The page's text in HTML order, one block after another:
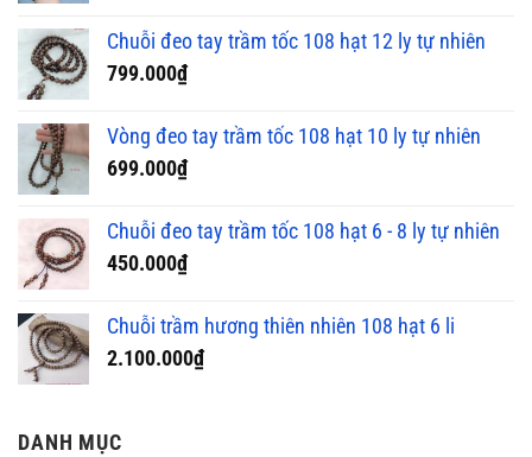
Chuỗi đeo tay trầm tốc 108 hạt 12 ly tự nhiên
799.000₫
Vòng đeo tay trầm tốc 108 hạt 10 ly tự nhiên
699.000₫
Chuỗi đeo tay trầm tốc 108 hạt 6 - 8 ly tự nhiên
450.000₫
Chuỗi trầm hương thiên nhiên 108 hạt 6 li
2.100.000₫
DANH MỤC